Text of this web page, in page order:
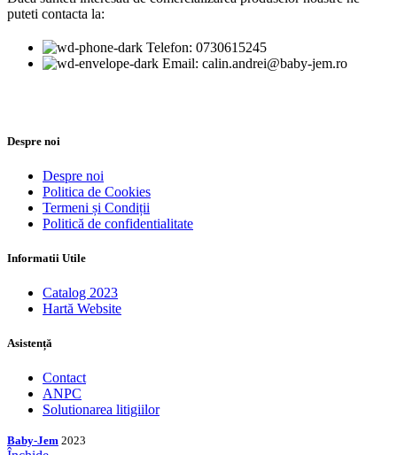
puteti contacta la:
Telefon: 0730615245
Email: calin.andrei@baby-jem.ro
Despre noi
Despre noi
Politica de Cookies
Termeni și Condiții
Politică de confidentialitate
Informatii Utile
Catalog 2023
Hartă Website
Asistență
Contact
ANPC
Solutionarea litigiilor
Baby-Jem 2023